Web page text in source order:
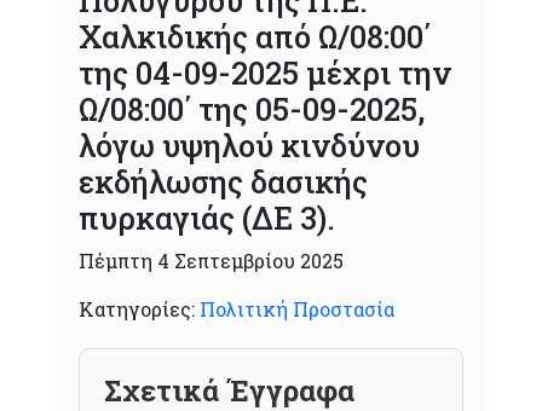
Χαλκιδικής από Ω/08:00΄
της 04-09-2025 μέχρι την
Ω/08:00΄ της 05-09-2025,
λόγω υψηλού κινδύνου
εκδήλωσης δασικής
πυρκαγιάς (ΔΕ 3).
Πέμπτη 4 Σεπτεμβρίου 2025
Κατηγορίες: Πολιτική Προστασία
Σχετικά Έγγραφα